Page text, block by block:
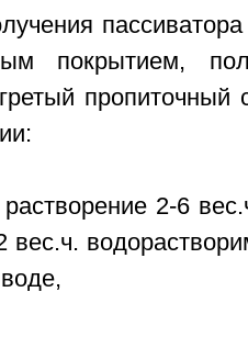
покрытием,
2-6
вес.ч.